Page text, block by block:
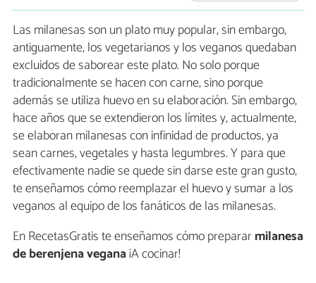
Las milanesas son un plato muy popular, sin embargo,
antiguamente, los vegetarianos y los veganos quedaban
excluidos de saborear este plato. No solo porque
tradicionalmente se hacen con carne, sino porque
además se utiliza huevo en su elaboración. Sin embargo,
hace años que se extendieron los límites y, actualmente,
se elaboran milanesas con infinidad de productos, ya
sean carnes, vegetales y hasta legumbres. Y para que
efectivamente nadie se quede sin darse este gran gusto,
te enseñamos cómo reemplazar el huevo y sumar a los
veganos al equipo de los fanáticos de las milanesas.
En RecetasGratis te enseñamos cómo prepararmilanesa
de berenjena vegana¡A cocinar!